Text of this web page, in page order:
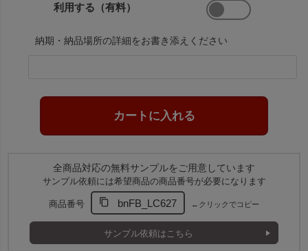
利用する（有料）
納期・納品場所の詳細をお書き添えください
全商品対応の無料サンプルをご用意しています
サンプル依頼には希望商品の商品番号が必要になります
商品番号 bnFB_LC627 ←クリックでコピー
サンプル依頼はこちら